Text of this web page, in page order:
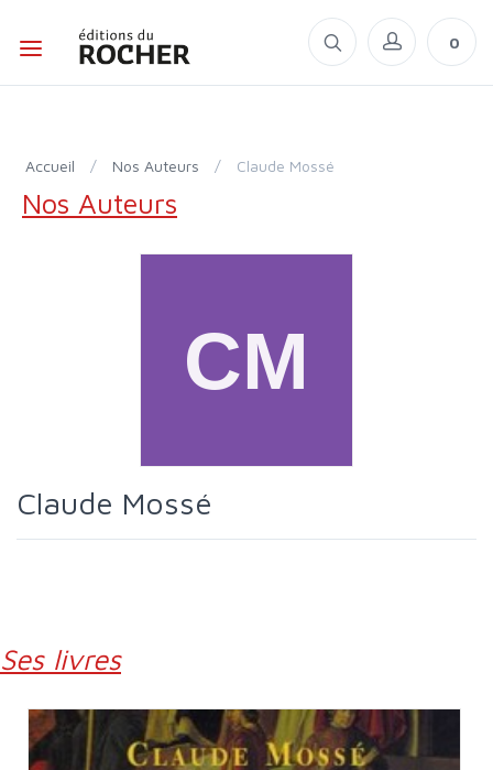
0
Accueil / Nos Auteurs / Claude Mossé
Nos Auteurs
Claude Mossé
Ses livres